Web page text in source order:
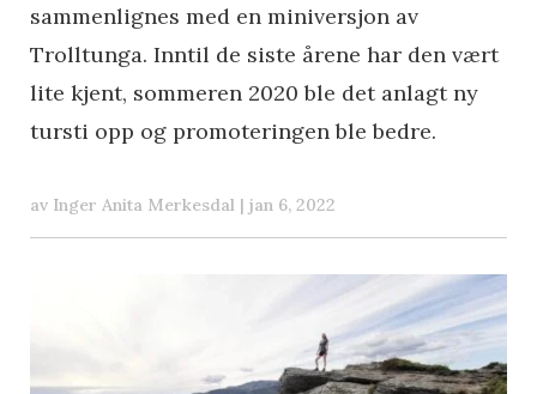
sammenlignes med en miniversjon av
Trolltunga. Inntil de siste årene har den vært
lite kjent, sommeren 2020 ble det anlagt ny
tursti opp og promoteringen ble bedre.
av Inger Anita Merkesdal | jan 6, 2022